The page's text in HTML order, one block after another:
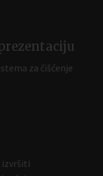
za čišćenje
izvršiti